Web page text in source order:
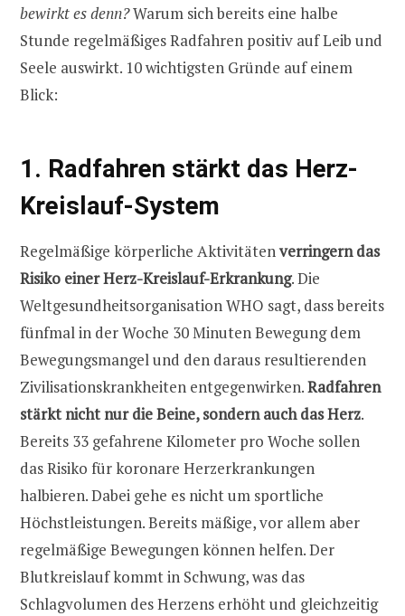
bewirkt es denn?Warum sich bereits eine halbe
Stunde regelmäßiges Radfahren positiv auf Leib und
Seele auswirkt. 10 wichtigsten Gründe auf einem
Blick:
1. Radfahren stärkt das Herz-
Kreislauf-System
Regelmäßige körperliche Aktivitätenverringern das
Risiko einer Herz-Kreislauf-Erkrankung. Die
Weltgesundheitsorganisation WHO sagt, dass bereits
fünfmal in der Woche 30 Minuten Bewegung dem
Bewegungsmangel und den daraus resultierenden
Zivilisationskrankheiten entgegenwirken.Radfahren
stärkt nicht nur die Beine, sondern auch das Herz.
Bereits 33 gefahrene Kilometer pro Woche sollen
das Risiko für koronare Herzerkrankungen
halbieren. Dabei gehe es nicht um sportliche
Höchstleistungen. Bereits mäßige, vor allem aber
regelmäßige Bewegungen können helfen. Der
Blutkreislauf kommt in Schwung, was das
Schlagvolumen des Herzens erhöht und gleichzeitig